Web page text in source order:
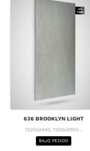
636 BROOKLYN LIGHT
1220x2440, 1220x3050...
BAJO PEDIDO